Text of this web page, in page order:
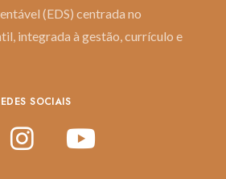
(EDS) centrada no
integrada à gestão, currículo e
SOCIAIS